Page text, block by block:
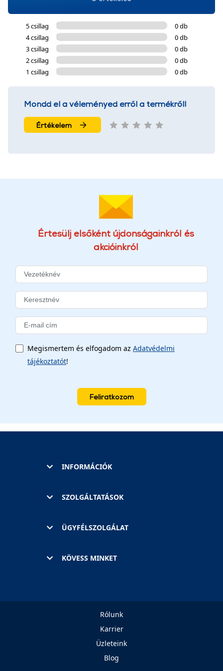
5 csillag
0 db
4 csillag
0 db
3 csillag
0 db
2 csillag
0 db
1 csillag
0 db
Mondd el a véleményed erről a termékről!
Értékelem
Értesülj elsőként újdonságainkról és
akcióinkról
Megismertem és elfogadom az Adatvédelmi
tájékoztatót!
Feliratkozom
INFORMÁCIÓK
SZOLGÁLTATÁSOK
ÜGYFÉLSZOLGÁLAT
KÖVESS MINKET
Rólunk
Karrier
Üzleteink
Blog